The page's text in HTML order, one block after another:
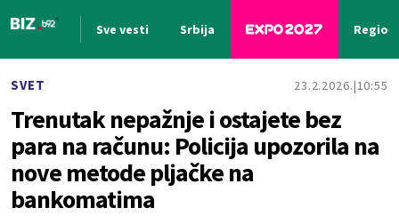
Sve vesti Srbija Region
SVET 23.2.2026. 10:55
Trenutak nepažnje i ostajete bez
para na računu: Policija upozorila na
nove metode pljačke na
bankomatima